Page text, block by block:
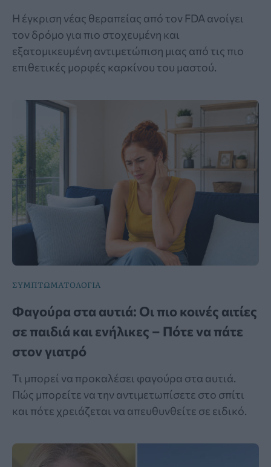
Η έγκριση νέας θεραπείας από τον FDA ανοίγει
τον δρόμο για πιο στοχευμένη και
εξατομικευμένη αντιμετώπιση μιας από τις πιο
επιθετικές μορφές καρκίνου του μαστού.
ΣΥΜΠΤΩΜΑΤΟΛΟΓΙΑ
Φαγούρα στα αυτιά: Οι πιο κοινές αιτίες
σε παιδιά και ενήλικες – Πότε να πάτε
στον γιατρό
Τι μπορεί να προκαλέσει φαγούρα στα αυτιά.
Πώς μπορείτε να την αντιμετωπίσετε στο σπίτι
και πότε χρειάζεται να απευθυνθείτε σε ειδικό.